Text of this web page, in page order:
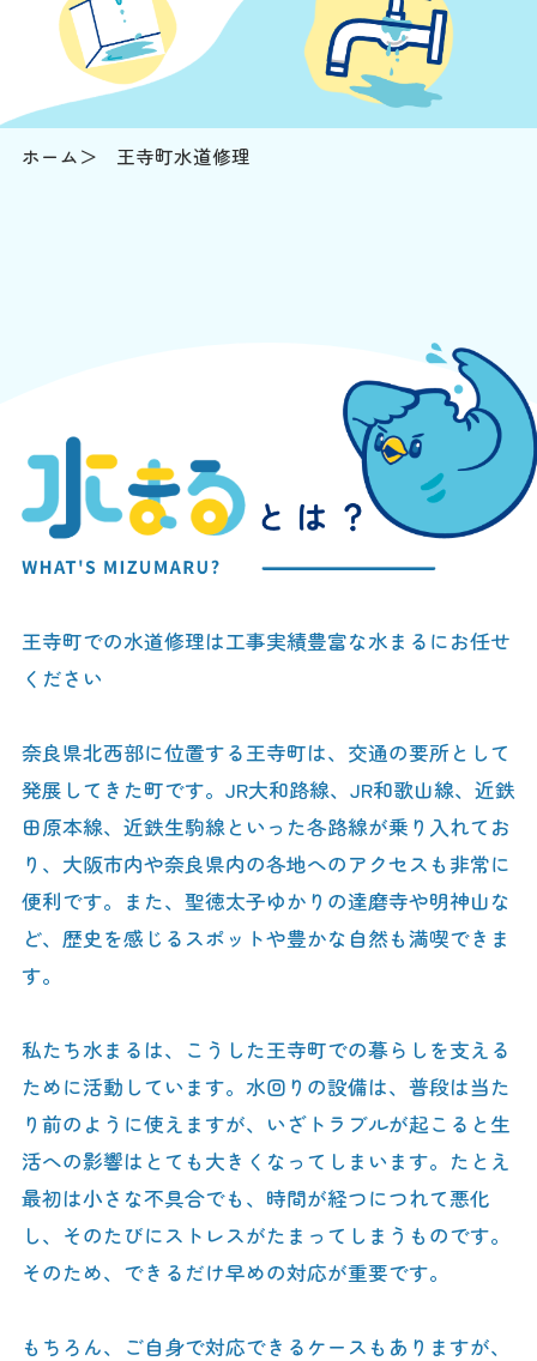
ホーム 王寺町水道修理
王寺町での水道修理は工事実績豊富な水まるにお任せ
ください
奈良県北西部に位置する王寺町は、交通の要所として
発展してきた町です。JR大和路線、JR和歌山線、近鉄
田原本線、近鉄生駒線といった各路線が乗り入れてお
り、大阪市内や奈良県内の各地へのアクセスも非常に
便利です。また、聖徳太子ゆかりの達磨寺や明神山な
ど、歴史を感じるスポットや豊かな自然も満喫できま
す。
私たち水まるは、こうした王寺町での暮らしを支える
ために活動しています。水回りの設備は、普段は当た
り前のように使えますが、いざトラブルが起こると生
活への影響はとても大きくなってしまいます。たとえ
最初は小さな不具合でも、時間が経つにつれて悪化
し、そのたびにストレスがたまってしまうものです。
そのため、できるだけ早めの対応が重要です。
もちろん、ご自身で対応できるケースもありますが、